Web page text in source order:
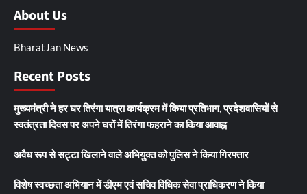
About Us
BharatJan News
Recent Posts
मुख्यमंत्री ने हर घर तिरंगा यात्रा कार्यक्रम में किया प्रतिभाग, प्रदेशवासियों से
स्वतंत्रता दिवस पर अपने घरों में तिरंगा फहराने का किया आवाह्न
अवैध रूप से सट्टा खिलाने वाले अभियुक्त को पुलिस ने किया गिरफ्तार
विशेष स्वच्छता अभियान में डीएम एवं सचिव विधिक सेवा प्राधिकरण ने किया